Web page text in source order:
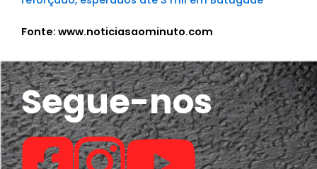
Fonte: www.noticiasaominuto.com
Segue-nos